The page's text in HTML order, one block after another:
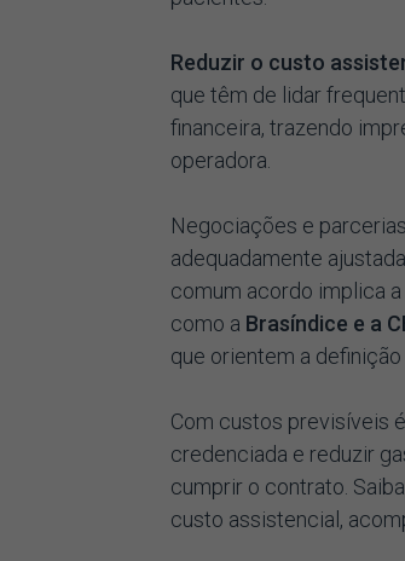
Reduzir o custo
que têm de lidar
financeira, trazendo
operadora.
Negociações e
adequadamente
comum acordo implica
como a Brasíndice e a
que orientem a
Com custos previsíveis
credenciada e reduzir
cumprir o contrato.
custo assistencial,